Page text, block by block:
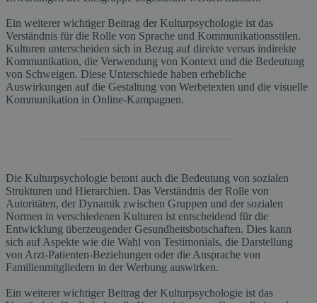
Ein weiterer wichtiger Beitrag der Kulturpsychologie ist das
Verständnis für die Rolle von Sprache und Kommunikationsstilen.
Kulturen unterscheiden sich in Bezug auf direkte versus indirekte
Kommunikation, die Verwendung von Kontext und die Bedeutung
von Schweigen. Diese Unterschiede haben erhebliche
Auswirkungen auf die Gestaltung von Werbetexten und die visuelle
Kommunikation in Online-Kampagnen.
Die Kulturpsychologie betont auch die Bedeutung von sozialen
Strukturen und Hierarchien. Das Verständnis der Rolle von
Autoritäten, der Dynamik zwischen Gruppen und der sozialen
Normen in verschiedenen Kulturen ist entscheidend für die
Entwicklung überzeugender Gesundheitsbotschaften. Dies kann
sich auf Aspekte wie die Wahl von Testimonials, die Darstellung
von Arzt-Patienten-Beziehungen oder die Ansprache von
Familienmitgliedern in der Werbung auswirken.
Ein weiterer wichtiger Beitrag der Kulturpsychologie ist das